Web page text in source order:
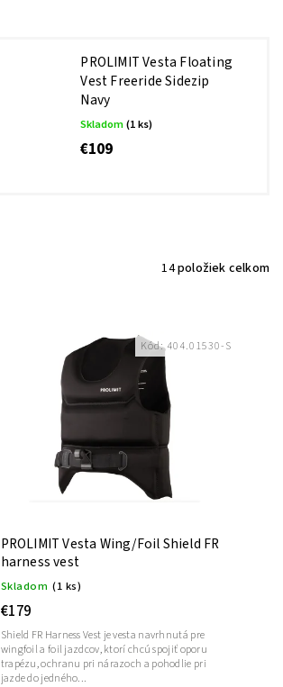
PROLIMIT Vesta Floating
Vest Freeride Sidezip
Navy
Skladom(1 ks)
€109
14položiek celkom
PROLIMIT Vesta Wing/Foil Shield FR
harness vest
Skladom (1 ks)
€179
Shield FR Harness Vest je vesta navrhnutá pre
wingfoil a foil jazdcov, ktorí chcú spojiť oporu
trapézu, ochranu pri nárazoch a pohodlie pri
jazde do jedného...
Kód:404.01530-S